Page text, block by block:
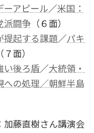
アピール／米国：
派闘争 （６面）
起する課題／パキ
（７面）
い後ろ盾／大統領・
への処理／朝鮮半島
加藤直樹さん講演会